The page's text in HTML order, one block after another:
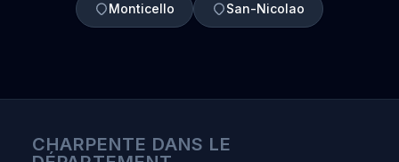
Monticello San-Nicolao
CHARPENTE DANS LE